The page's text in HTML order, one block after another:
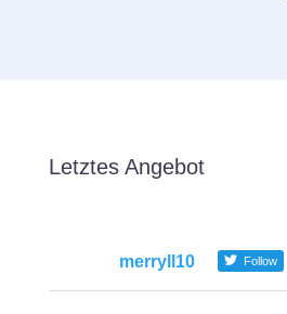
Letztes Angebot
merryll10 Follow